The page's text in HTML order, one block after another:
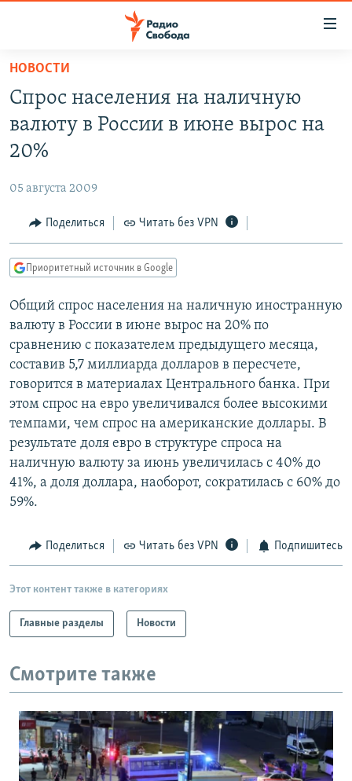
упрощенного
доступа
основному
Вернутся
Вернутся
поиску
ПОДКАСТЫ
АВТОРСКИЕ ПРОЕКТЫ
МНЕНИЯ
КУЛЬТУРА
КАВКАЗ.РЕАЛИИ
СЕВЕР.РЕАЛИИ
СИБИРЬ.РЕАЛИИ
РАСПИСАНИЕ ВЕЩАНИЯ
ПОДПИШИТЕСЬ НА РАССЫЛКУ
Все сайты РСЕ/РС
НОВОСТИ
Спрос населения на наличную
валюту в России в июне вырос на
20%
05 августа 2009
Поделиться Читать без VPN
Приоритетный источник в Google
Общий спрос населения на наличную иностранную
валюту в России в июне вырос на 20% по
сравнению с показателем предыдущего месяца,
составив 5,7 миллиарда долларов в пересчете,
говорится в материалах Центрального банка. При
этом спрос на евро увеличивался более высокими
темпами, чем спрос на американские доллары. В
результате доля евро в структуре спроса на
наличную валюту за июнь увеличилась с 40% до
41%, а доля доллара, наоборот, сократилась с 60% до
59%.
Поделиться Читать без VPN Подпишитесь
Этот контент также в категориях
Главные разделы Новости
Смотрите также